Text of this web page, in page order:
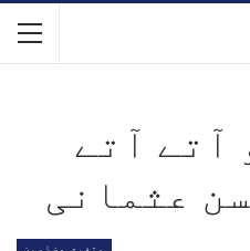
آتے آتے
عثمانی
متفرق مضامین